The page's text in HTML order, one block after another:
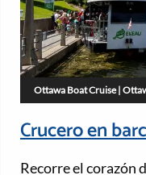
Ottawa Boat Cruise |
Crucero en
Recorre el corazón